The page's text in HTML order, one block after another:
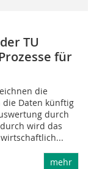
TU
für
die
die Daten künftig
durch
wird das
mehr